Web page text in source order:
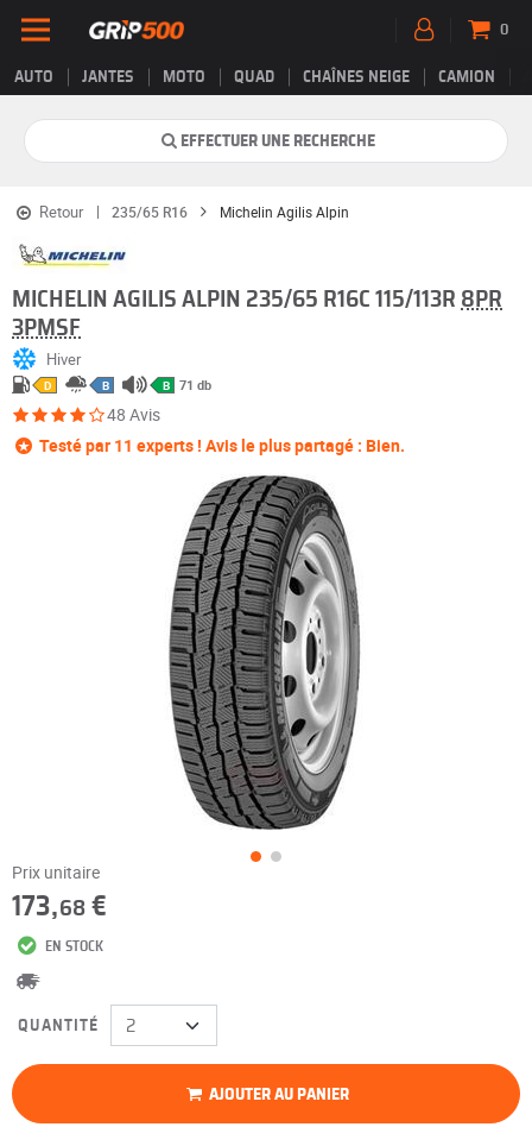
AUTO JANTES MOTO QUAD CHAÎNES NEIGE CAMION
0
EFFECTUER UNE RECHERCHE
Retour 235/65 R16 Michelin Agilis Alpin
MICHELIN AGILIS ALPIN 235/65 R16C 115/113R 8PR
3PMSF
Hiver
D B B 71 db
48 Avis
Testé par 11 experts ! Avis le plus partagé : Bien.
Prix unitaire
173,68 €
EN STOCK
QUANTITÉ
AJOUTER AU PANIER